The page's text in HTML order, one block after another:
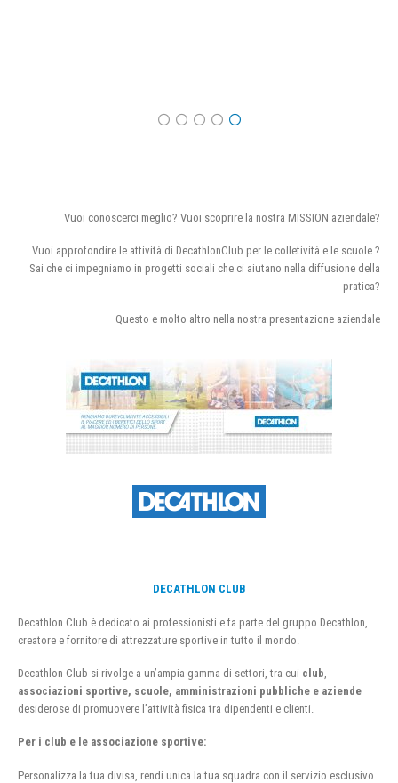
Vuoi conoscerci meglio? Vuoi scoprire la nostra MISSION aziendale?
Vuoi approfondire le attività di DecathlonClub per le colletività e le scuole ?
Sai che ci impegniamo in progetti sociali che ci aiutano nella diffusione della
pratica?
Questo e molto altro nella nostra presentazione aziendale
DECATHLON CLUB
Decathlon Club è dedicato ai professionisti e fa parte del gruppo Decathlon,
creatore e fornitore di attrezzature sportive in tutto il mondo.
Decathlon Club si rivolge a un’ampia gamma di settori, tra cui club
associazioni sportive, scuole, amministrazioni pubbliche e aziende
desiderose di promuovere l’attività fisica tra dipendenti e clienti.
Per i club e le associazione sportive:
Personalizza la tua divisa, rendi unica la tua squadra con il servizio esclusivo